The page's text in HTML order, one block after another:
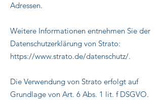
Adressen.
Weitere Informationen entnehmen Sie der
Datenschutzerklärung von Strato:
https://www.strato.de/datenschutz/.
Die Verwendung von Strato erfolgt auf
Grundlage von Art. 6 Abs. 1 lit. f DSGVO.